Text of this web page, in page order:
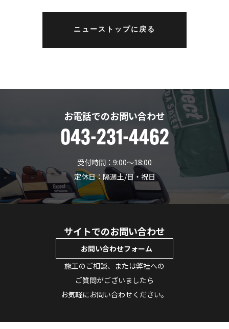
ニューストップに戻る
お電話でのお問い合わせ
043-231-4462
受付時間：9:00〜18:00
定休日：隔週土/日・祝日
サイトでのお問い合わせ
お問い合わせフォーム
施工のご相談、または弊社への
ご質問がございましたら
お気軽にお問い合わせください。